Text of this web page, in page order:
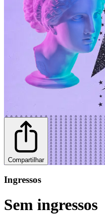
Compartilhar
Ingressos
Sem ingressos